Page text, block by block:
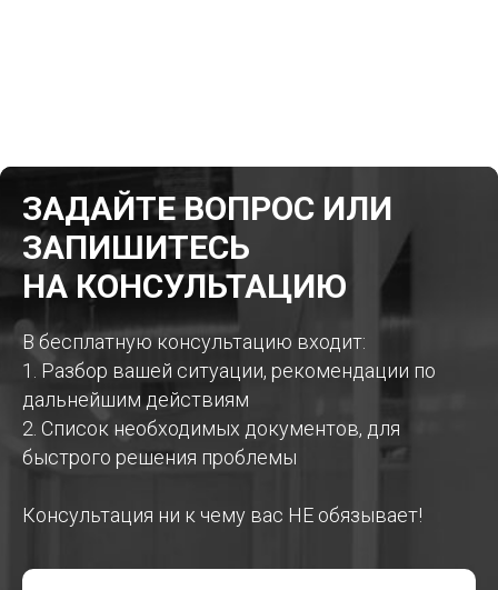
ЗАДАЙТЕ ВОПРОС ИЛИ
ЗАПИШИТЕСЬ
НА КОНСУЛЬТАЦИЮ
В бесплатную консультацию входит:
1. Разбор вашей ситуации, рекомендации по
дальнейшим действиям
2. Список необходимых документов, для
быстрого решения проблемы
Консультация ни к чему вас НЕ обязывает!